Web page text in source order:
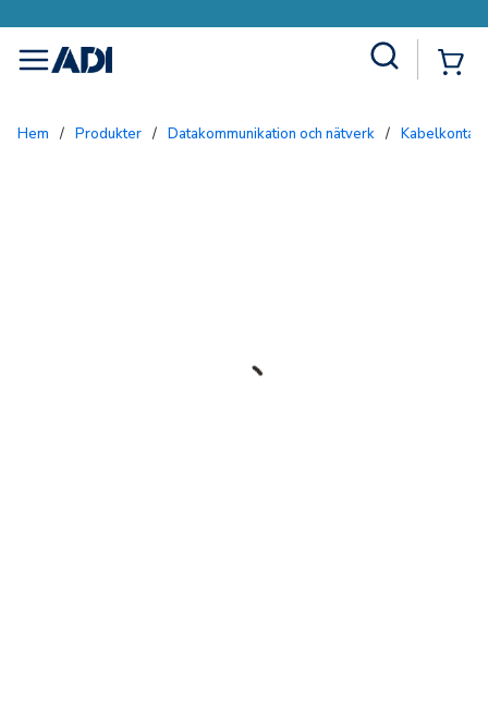
menu
Hem / Produkter / Datakommunikation och nätverk /